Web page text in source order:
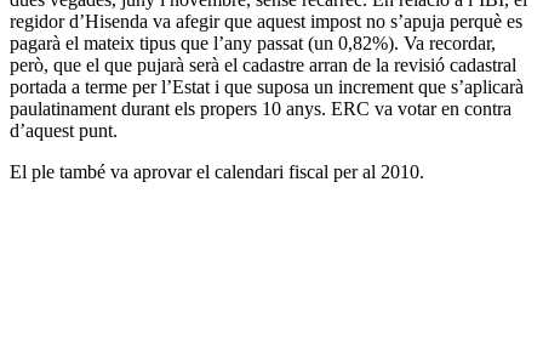
regidor d’Hisenda va afegir que aquest impost no s’apuja perquè es
pagarà el mateix tipus que l’any passat (un 0,82%). Va recordar,
però, que el que pujarà serà el cadastre arran de la revisió cadastral
portada a terme per l’Estat i que suposa un increment que s’aplicarà
paulatinament durant els propers 10 anys. ERC va votar en contra
d’aquest punt.
El ple també va aprovar el calendari fiscal per al 2010.